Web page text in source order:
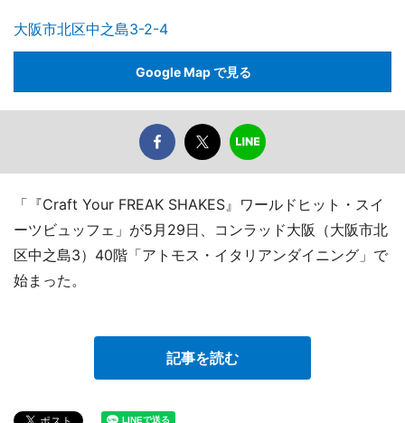
大阪市北区中之島3-2-4
Google Map で見る
「『Craft Your FREAK SHAKES』ワールドヒット・スイ
ーツビュッフェ」が5月29日、コンラッド大阪（大阪市北
区中之島3）40階「アトモス・イタリアンダイニング」で
始まった。
記事を読む